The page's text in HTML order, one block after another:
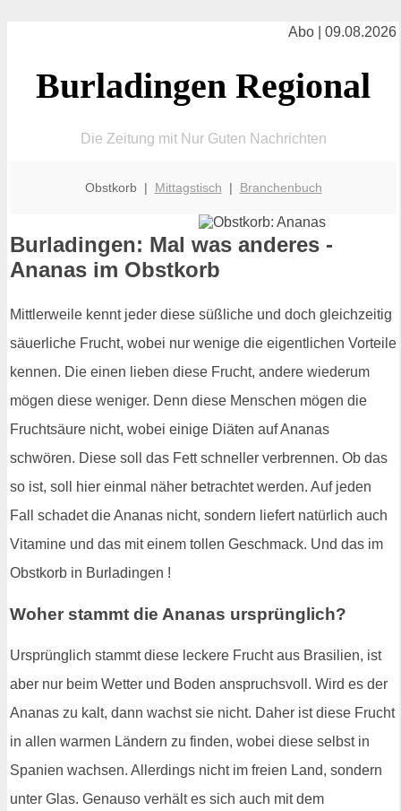
Abo | 09.08.2026
Burladingen Regional
Die Zeitung mit Nur Guten Nachrichten
Obstkorb | Mittagstisch | Branchenbuch
Burladingen: Mal was anderes -
Ananas im Obstkorb
Mittlerweile kennt jeder diese süßliche und doch gleichzeitig
säuerliche Frucht, wobei nur wenige die eigentlichen Vorteile
kennen. Die einen lieben diese Frucht, andere wiederum
mögen diese weniger. Denn diese Menschen mögen die
Fruchtsäure nicht, wobei einige Diäten auf Ananas
schwören. Diese soll das Fett schneller verbrennen. Ob das
so ist, soll hier einmal näher betrachtet werden. Auf jeden
Fall schadet die Ananas nicht, sondern liefert natürlich auch
Vitamine und das mit einem tollen Geschmack. Und das im
Obstkorb in Burladingen !
Woher stammt die Ananas ursprünglich?
Ursprünglich stammt diese leckere Frucht aus Brasilien, ist
aber nur beim Wetter und Boden anspruchsvoll. Wird es der
Ananas zu kalt, dann wachst sie nicht. Daher ist diese Frucht
in allen warmen Ländern zu finden, wobei diese selbst in
Spanien wachsen. Allerdings nicht im freien Land, sondern
unter Glas. Genauso verhält es sich auch mit dem